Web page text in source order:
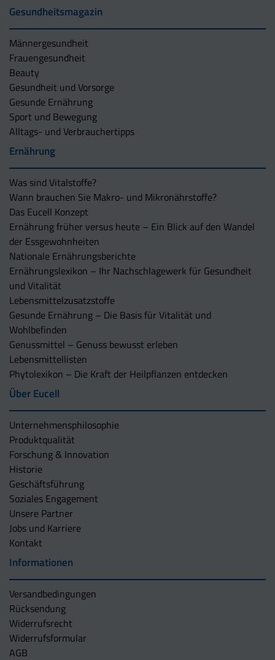
Gesundheitsmagazin
Männergesundheit
Frauengesundheit
Beauty
Gesundheit und Vorsorge
Gesunde Ernährung
Sport und Bewegung
Alltags- und Verbrauchertipps
Ernährung
Was sind Vitalstoffe?
Wann brauchen Sie Makro- und Mikronährstoffe?
Das Eucell Konzept
Ernährung früher versus heute – Ein Blick auf den Wandel
der Essgewohnheiten
Nationale Ernährungsberichte
Ernährungslexikon – Ihr Nachschlagewerk für Gesundheit
und Vitalität
Lebensmittelzusatzstoffe
Gesunde Ernährung – Die Basis für Vitalität und
Wohlbefinden
Genussmittel – Genuss bewusst erleben
Lebensmittellisten
Phytolexikon – Die Kraft der Heilpflanzen entdecken
Über Eucell
Unternehmens­philosophie
Produktqualität
Forschung & Innovation
Historie
Geschäftsführung
Soziales Engagement
Unsere Partner
Jobs und Karriere
Kontakt
Informationen
Versandbedingungen
Rücksendung
Widerrufsrecht
Widerrufsformular
AGB